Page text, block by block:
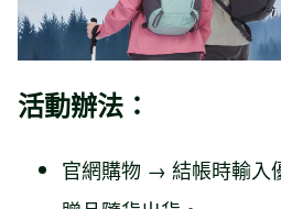
活動辦法：
官網購物 → 結帳時輸入